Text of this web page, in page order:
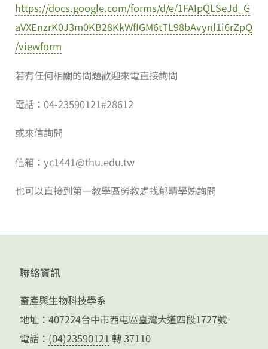
https://docs.google.com/forms/d/e/1FAIpQLSeJd_G
aVXEnzrK0J3m0KB28KkWfIGM6tTL98bAvynl1i6rZpQ
/viewform
若有任何相關的問題歡迎來電直接詢問
電話：04-23590121#28612
或來信詢問
信箱：yc1441@thu.edu.tw
也可以直接到第一教學區勞教處找郁晴學姊詢問
聯絡資訊
畜產與生物科技學系
地址：407224台中市西屯區臺灣大道四段1727號
電話： (04)23590121 轉 37110